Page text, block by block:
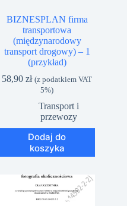
BIZNESPLAN firma
transportowa
(międzynarodowy
transport drogowy) – 1
(przykład)
58,90zł (z podatkiem VAT
5%)
Transport i
przewozy
Dodaj do
koszyka